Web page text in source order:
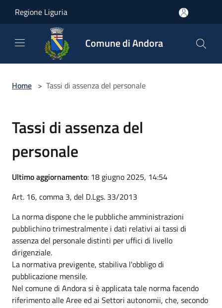
Regione Liguria
Comune di Andora
Home > Tassi di assenza del personale
Tassi di assenza del
personale
Ultimo aggiornamento: 18 giugno 2025, 14:54
Art. 16, comma 3, del D.Lgs. 33/2013
La norma dispone che le pubbliche amministrazioni
pubblichino trimestralmente i dati relativi ai tassi di
assenza del personale distinti per uffici di livello
dirigenziale.
La normativa previgente, stabiliva l'obbligo di
pubblicazione mensile.
Nel comune di Andora si è applicata tale norma facendo
riferimento alle Aree ed ai Settori autonomii, che, secondo